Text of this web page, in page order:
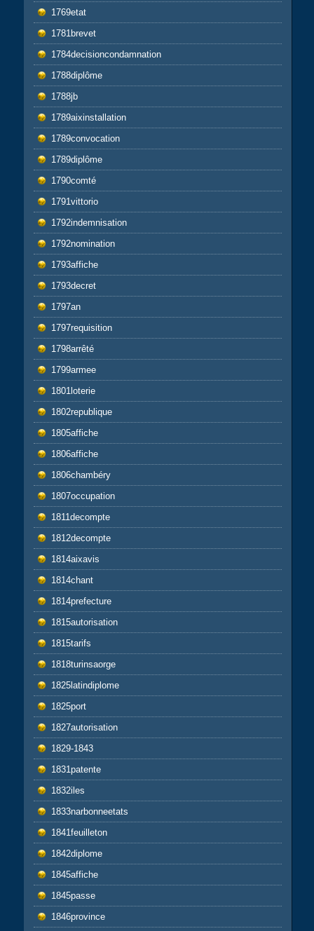
1769etat
1781brevet
1784decisioncondamnation
1788diplôme
1788jb
1789aixinstallation
1789convocation
1789diplôme
1790comté
1791vittorio
1792indemnisation
1792nomination
1793affiche
1793decret
1797an
1797requisition
1798arrêté
1799armee
1801loterie
1802republique
1805affiche
1806affiche
1806chambéry
1807occupation
1811decompte
1812decompte
1814aixavis
1814chant
1814prefecture
1815autorisation
1815tarifs
1818turinsaorge
1825latindiplome
1825port
1827autorisation
1829-1843
1831patente
1832iles
1833narbonneetats
1841feuilleton
1842diplome
1845affiche
1845passe
1846province